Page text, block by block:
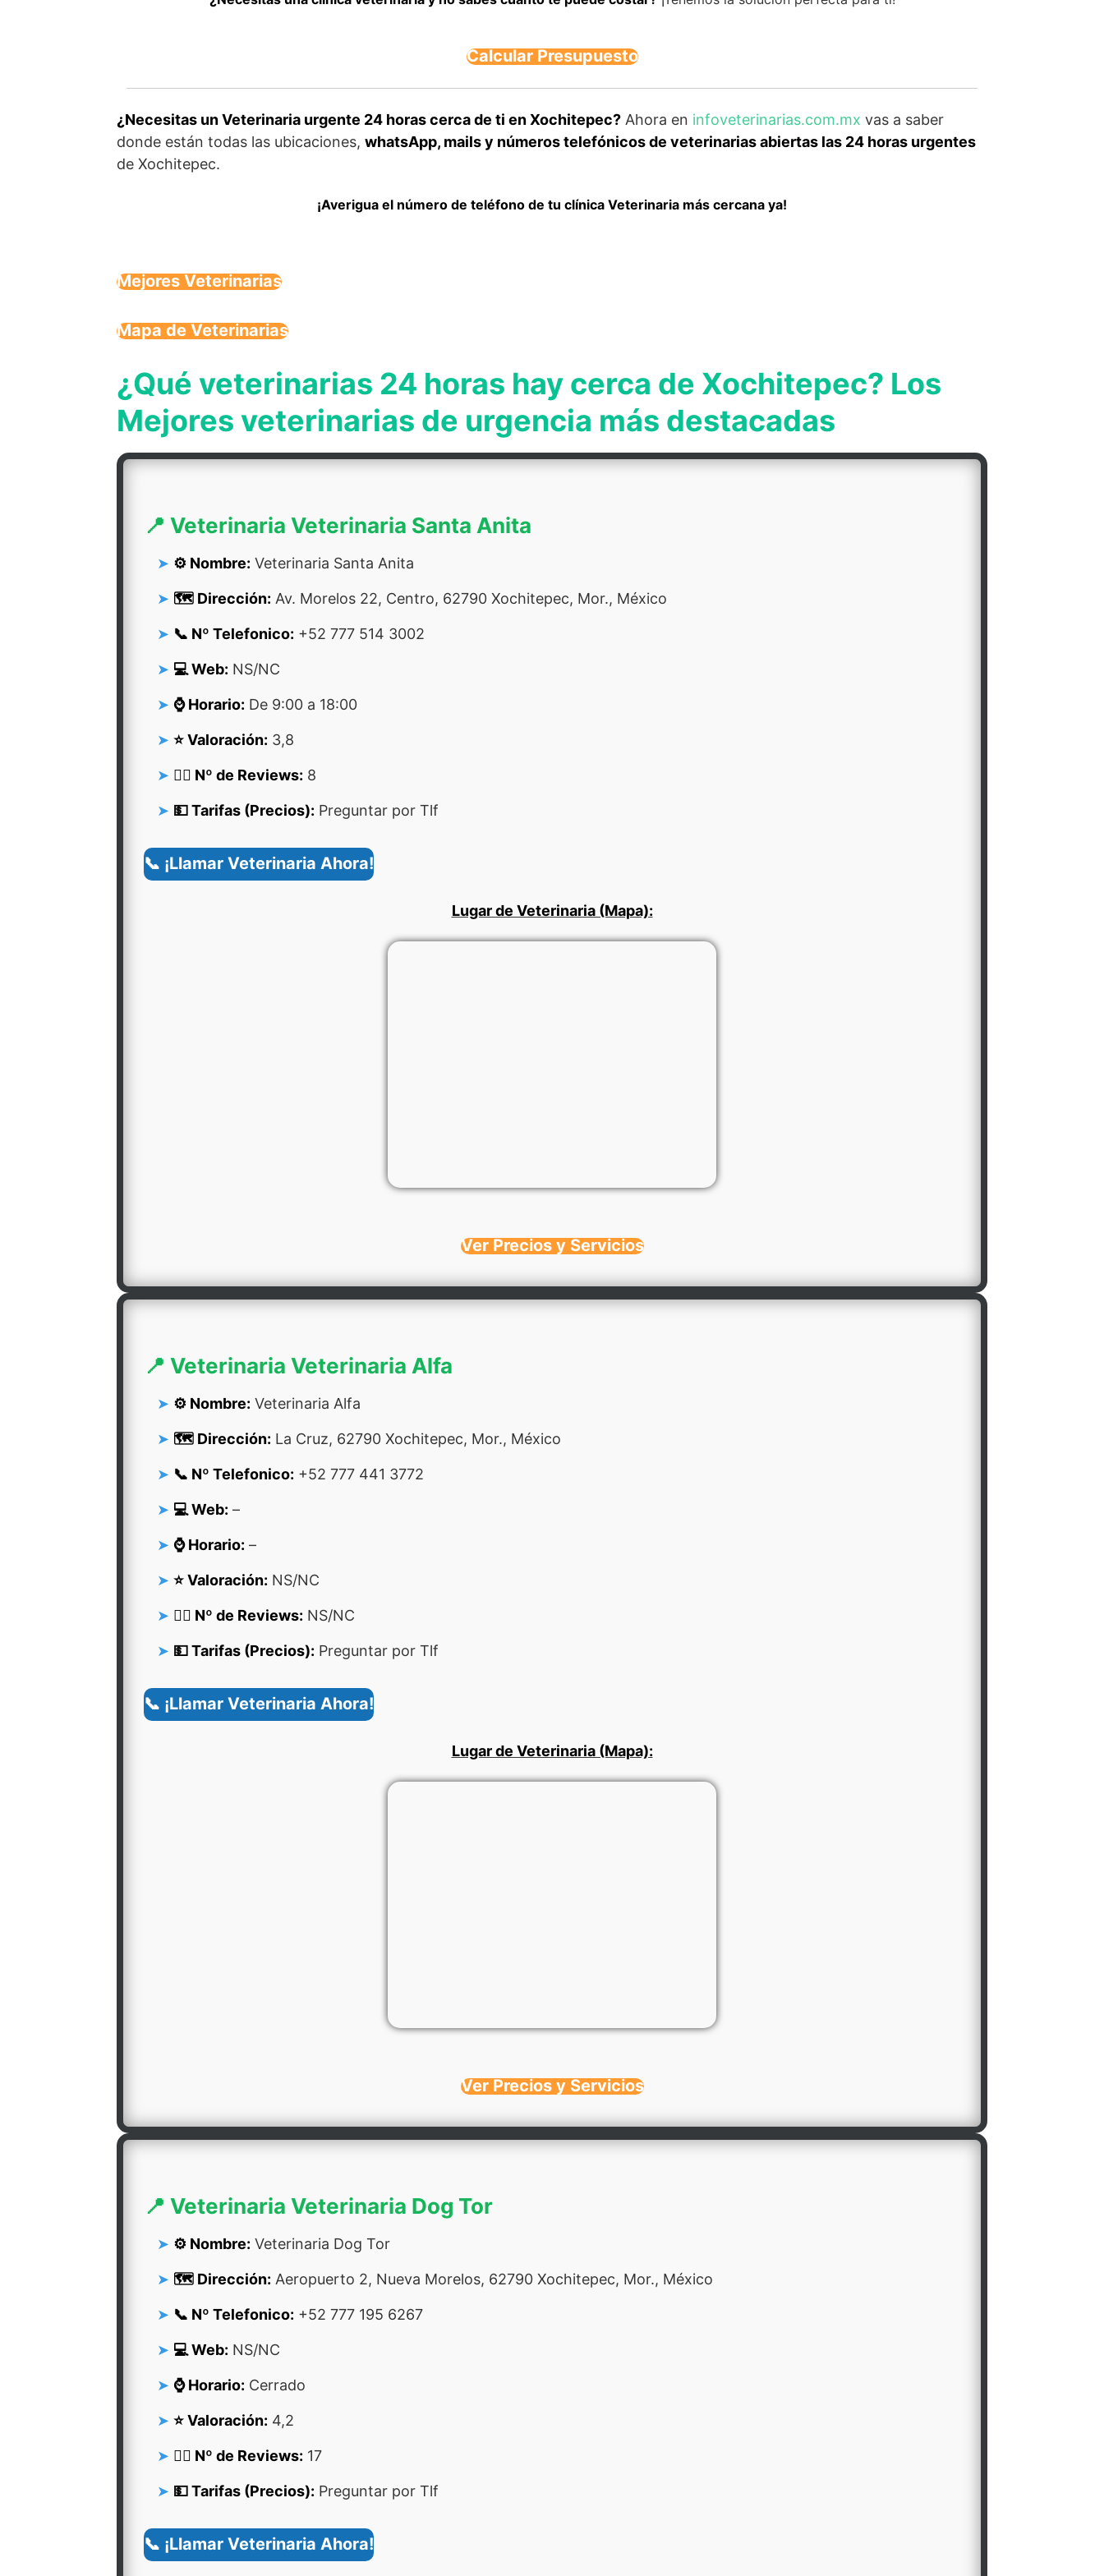
Calcular Presupuesto
¿Necesitas un Veterinaria urgente 24 horas cerca de ti en Xochitepec? Ahora en infoveterinarias.com.mx vas a saber
donde están todas las ubicaciones, whatsApp, mails y números telefónicos de veterinarias abiertas las 24 horas urgentes
de Xochitepec.
¡Averigua el número de teléfono de tu clínica Veterinaria más cercana ya!
Mejores Veterinarias
Mapa de Veterinarias
¿Qué veterinarias 24 horas hay cerca de Xochitepec? Los
Mejores veterinarias de urgencia más destacadas
📍 Veterinaria Veterinaria Santa Anita
⚙️ Nombre: Veterinaria Santa Anita
🗺️ Dirección: Av. Morelos 22, Centro, 62790 Xochitepec, Mor., México
📞 Nº Telefonico: +52 777 514 3002
💻 Web: NS/NC
⌚ Horario: De 9:00 a 18:00
⭐ Valoración: 3,8
👍🏻 Nº de Reviews: 8
💵 Tarifas (Precios): Preguntar por Tlf
📞 ¡Llamar Veterinaria Ahora!
Lugar de Veterinaria (Mapa):
Ver Precios y Servicios
📍 Veterinaria Veterinaria Alfa
⚙️ Nombre: Veterinaria Alfa
🗺️ Dirección: La Cruz, 62790 Xochitepec, Mor., México
📞 Nº Telefonico: +52 777 441 3772
💻 Web: –
⌚ Horario: –
⭐ Valoración: NS/NC
👍🏻 Nº de Reviews: NS/NC
💵 Tarifas (Precios): Preguntar por Tlf
📞 ¡Llamar Veterinaria Ahora!
Lugar de Veterinaria (Mapa):
Ver Precios y Servicios
📍 Veterinaria Veterinaria Dog Tor
⚙️ Nombre: Veterinaria Dog Tor
🗺️ Dirección: Aeropuerto 2, Nueva Morelos, 62790 Xochitepec, Mor., México
📞 Nº Telefonico: +52 777 195 6267
💻 Web: NS/NC
⌚ Horario: Cerrado
⭐ Valoración: 4,2
👍🏻 Nº de Reviews: 17
💵 Tarifas (Precios): Preguntar por Tlf
📞 ¡Llamar Veterinaria Ahora!